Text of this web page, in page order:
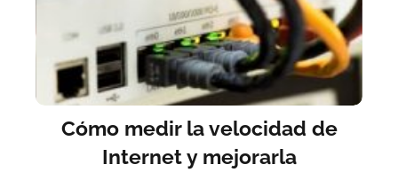
Cómo medir la velocidad de
Internet y mejorarla